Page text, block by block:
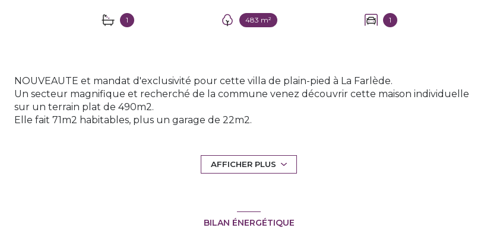
1 483 m² 1
NOUVEAUTE et mandat d'exclusivité pour cette villa de plain-pied à La Farlède.
Un secteur magnifique et recherché de la commune venez découvrir cette maison individuelle
sur un terrain plat de 490m2.
Elle fait 71m2 habitables, plus un garage de 22m2.
Le terrain est piscinable et la maison nécessite des travaux (vitrage, isolation, sanitaires environ
30.000€). Possibilité aussi d'agrandissement.
Les visites auront lieu Mercredi 30 Juin par creneau horaire.
A visiter rapidement avec l'agence Ange Immobilier contactez Florence SOLDANO 06.63.00.90.11
AFFICHER PLUS
BILAN ÉNERGÉTIQUE